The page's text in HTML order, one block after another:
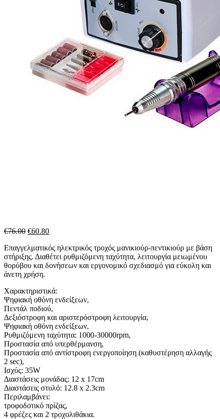
€76.00 Original
was:
€76.00.
€60.80Η
τιμή
είναι:
€60.80.
Επαγγελματικός ηλεκτρικός τροχός μανικιούρ-πεντικιούρ με βάση
στήριξης. Διαθέτει ρυθμιζόμενη ταχύτητα, λειτουργία μειωμένου
θορύβου και δονήσεων και εργονομικό σχεδιασμό για εύκολη και
άνετη χρήση.
Χαρακτηριστικά:
Ψηφιακή οθόνη ενδείξεων,
Πεντάλ ποδιού,
Δεξιόστροφη και αριστερόστροφη λειτουργία,
Ψηφιακή οθόνη ενδείξεων,
Ρυθμιζόμενη ταχύτητα: 1000-30000rpm,
Προστασία από υπερθέρμανση,
Προστασία από αντίστροφη ενεργοποίηση (καθυστέρηση αλλαγής
2 sec),
Ισχύς: 35W
Διαστάσεις μονάδας: 12 x 17cm
Διαστάσεις στυλό: 12.8 x 2.3cm
Περιλαμβάνει:
τροφοδοτικό πρίζας,
4 φρέζες και 2 τροχολιθάκια.